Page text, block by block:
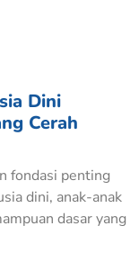
Dini
Cerah
fondasi penting
dini, anak-anak
dasar yang